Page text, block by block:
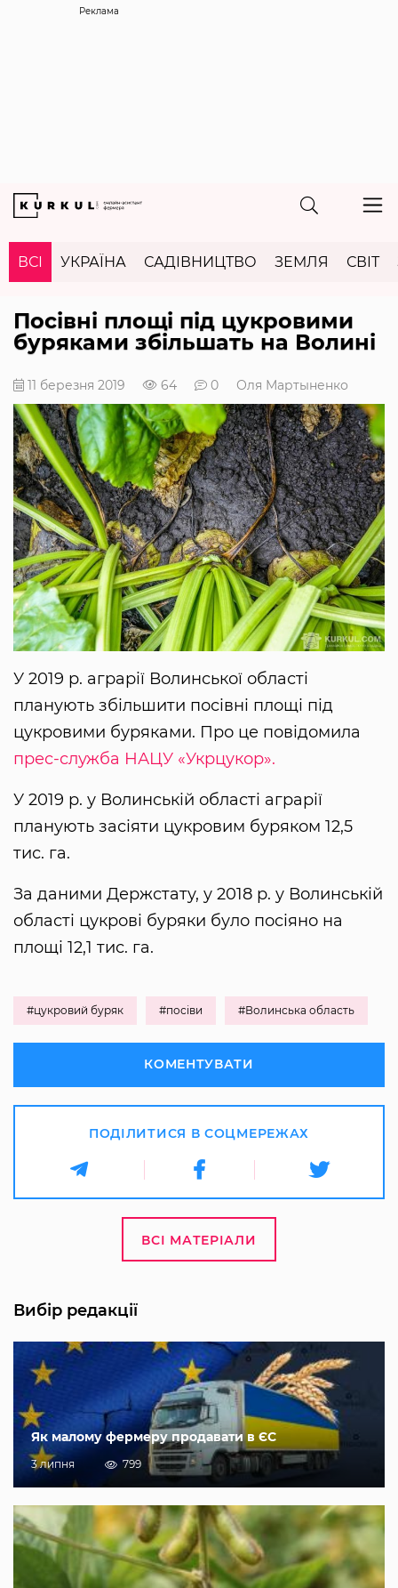
Реклама
ВСІ УКРАЇНА САДІВНИЦТВО ЗЕМЛЯ СВІТ
Посівні площі під цукровими
буряками збільшать на Волині
11 березня 2019 64 0 Оля Мартыненко
У 2019 р. аграрії Волинської області
планують збільшити посівні площі під
цукровими буряками. Про це повідомила
прес-служба НАЦУ «Укрцукор».
У 2019 р. у Волинській області аграрії
планують засіяти цукровим буряком 12,5
тис. га.
За даними Держстату, у 2018 р. у Волинській
області цукрові буряки було посіяно на
площі 12,1 тис. га.
#цукровий буряк #посіви #Волинська область
КОМЕНТУВАТИ
ПОДІЛИТИСЯ В СОЦМЕРЕЖАХ
ВСІ МАТЕРІАЛИ
Вибір редакції
Як малому фермеру продавати в ЄС
3 липня 799